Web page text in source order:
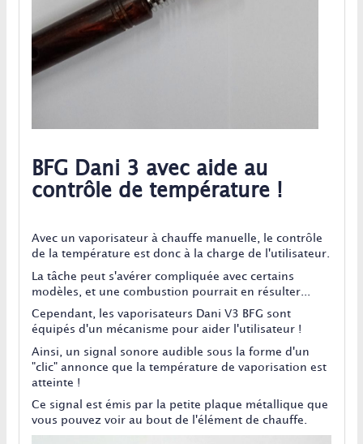
BFG Dani 3 avec aide au
contrôle de température !
Avec un vaporisateur à chauffe manuelle, le contrôle
de la température est donc à la charge de l'utilisateur.
La tâche peut s'avérer compliquée avec certains
modèles, et une combustion pourrait en résulter...
Cependant, les vaporisateurs Dani V3 BFG sont
équipés d'un mécanisme pour aider l'utilisateur !
Ainsi, un signal sonore audible sous la forme d'un
"clic" annonce que la température de vaporisation est
atteinte !
Ce signal est émis par la petite plaque métallique que
vous pouvez voir au bout de l'élément de chauffe.